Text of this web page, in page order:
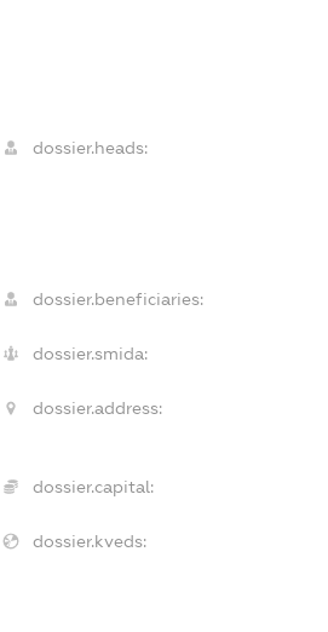
dossier.heads:
dossier.beneficiaries:
dossier.smida:
dossier.address:
dossier.capital:
dossier.kveds: